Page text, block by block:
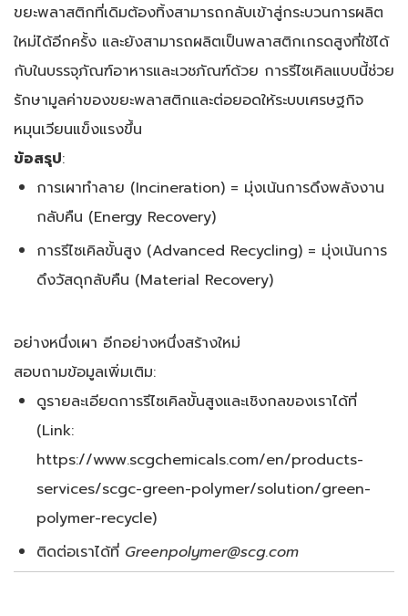
ขยะพลาสติกที่เดิมต้องทิ้งสามารถกลับเข้าสู่กระบวนการผลิต
ใหม่ได้อีกครั้ง และยังสามารถผลิตเป็นพลาสติกเกรดสูงที่ใช้ได้
กับในบรรจุภัณฑ์อาหารและเวชภัณฑ์ด้วย การรีไซเคิลแบบนี้ช่วย
รักษามูลค่าของขยะพลาสติกและต่อยอดให้ระบบเศรษฐกิจ
หมุนเวียนแข็งแรงขึ้น
ข้อสรุป:
การเผาทำลาย (Incineration) = มุ่งเน้นการดึงพลังงาน
กลับคืน (Energy Recovery)
การรีไซเคิลขั้นสูง (Advanced Recycling) = มุ่งเน้นการ
ดึงวัสดุกลับคืน (Material Recovery)
อย่างหนึ่งเผา อีกอย่างหนึ่งสร้างใหม่
สอบถามข้อมูลเพิ่มเติม:
ดูรายละเอียดการรีไซเคิลขั้นสูงและเชิงกลของเราได้ที่
(Link:
https://www.scgchemicals.com/en/products-
services/scgc-green-polymer/solution/green-
polymer-recycle)
ติดต่อเราได้ที่ Greenpolymer@scg.com